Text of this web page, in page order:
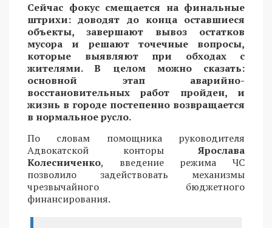
Сейчас фокус смещается на финальные
штрихи: доводят до конца оставшиеся
объекты, завершают вывоз остатков
мусора и решают точечные вопросы,
которые выявляют при обходах с
жителями. В целом можно сказать:
основной этап аварийно-
восстановительных работ пройден, и
жизнь в городе постепенно возвращается
в нормальное русло.
По словам помощника руководителя
Адвокатской конторыЯрослава
Колесниченко, введение режима ЧС
позволило задействовать механизмы
чрезвычайного бюджетного
финансирования.